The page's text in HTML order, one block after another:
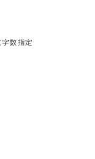
数指定